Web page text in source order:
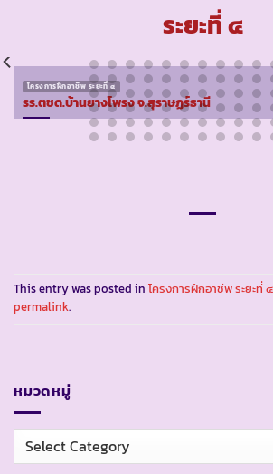
ระยะที่ ๔
โครงการฝึกอาชีพ ระยะที่ ๔
รร.ตชด.บ้านยางโพรง จ.สุราษฏร์ธานี
This entry was posted in โครงการฝึกอาชีพ ระยะที่ ๔
permalink.
หมวดหมู่
หมวด
หมู่